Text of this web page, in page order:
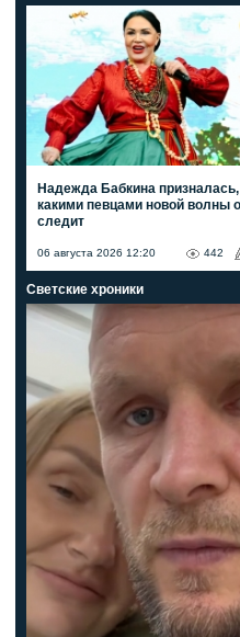
Надежда Бабкина призналась,
какими певцами новой волны
следит
06 августа 2026 12:20 442
Светские хроники